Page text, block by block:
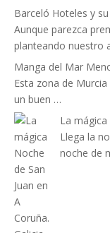
Barceló Hoteles y
Aunque parezca
planteando nuestro
Manga del Mar
Esta zona de
un buen …
La mágica
Llega la
noche de